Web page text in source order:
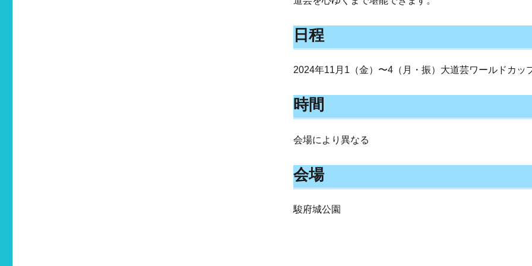
日程
2024年11月1（金）〜4（月・振）大道芸ワールドカッ
時間
会場により異なる
会場
駿府城公園